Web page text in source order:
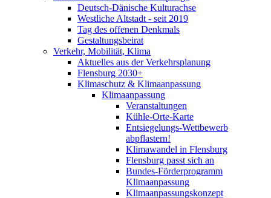
Deutsch-Dänische Kulturachse
Westliche Altstadt - seit 2019
Tag des offenen Denkmals
Gestaltungsbeirat
Verkehr, Mobilität, Klima
Aktuelles aus der Verkehrsplanung
Flensburg 2030+
Klimaschutz & Klimaanpassung
Klimaanpassung
Veranstaltungen
Kühle-Orte-Karte
Entsiegelungs-Wettbewerb
abpflastern!
Klimawandel in Flensburg
Flensburg passt sich an
Bundes-Förderprogramm
Klimaanpassung
Klimaanpassungskonzept